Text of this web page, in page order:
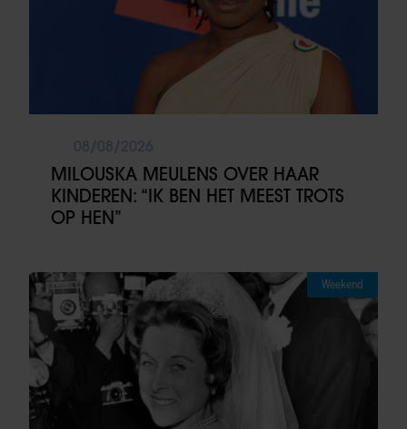
MILOUSKA MEULENS OVER HAAR
KINDEREN: “IK BEN HET MEEST TROTS
OP HEN”
Weekend